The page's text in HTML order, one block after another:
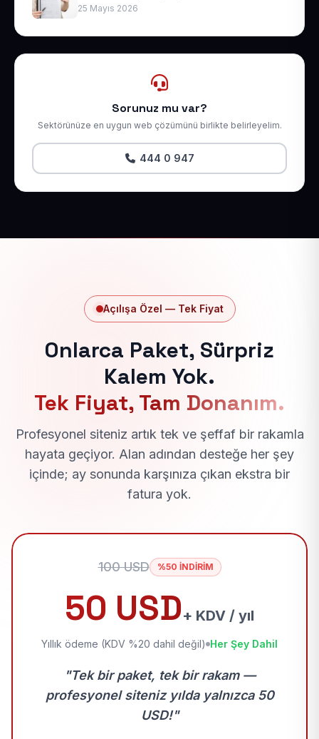
25 Mayıs 2026
Sorunuz mu var?
Sektörünüze en uygun web çözümünü birlikte belirleyelim.
444 0 947
Açılışa Özel — Tek Fiyat
Onlarca Paket, Sürpriz
Kalem Yok.
Tek Fiyat, Tam Donanım.
Profesyonel siteniz artık tek ve şeffaf bir rakamla
hayata geçiyor. Alan adından desteğe her şey
içinde; ay sonunda karşınıza çıkan ekstra bir
fatura yok.
100 USD %50 İNDİRİM
50 USD+ KDV / yıl
Yıllık ödeme (KDV %20 dahil değil) Her Şey Dahil
"Tek bir paket, tek bir rakam —
profesyonel siteniz yılda yalnızca 50
USD!"